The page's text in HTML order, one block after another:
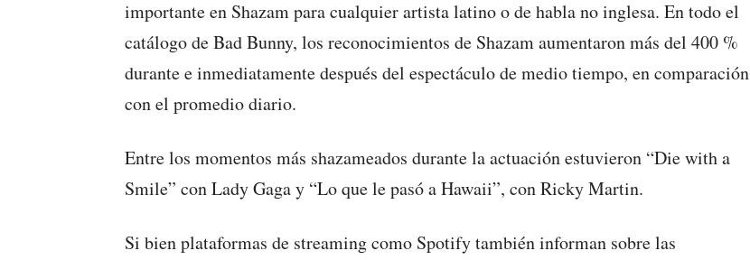
importante en Shazam para cualquier artista latino o de habla no inglesa. En todo el
catálogo de Bad Bunny, los reconocimientos de Shazam aumentaron más del 400 %
durante e inmediatamente después del espectáculo de medio tiempo, en comparación
con el promedio diario.
Entre los momentos más shazameados durante la actuación estuvieron “Die with a
Smile” con Lady Gaga y “Lo que le pasó a Hawaii”, con Ricky Martin.
Si bien plataformas de streaming como Spotify también informan sobre las